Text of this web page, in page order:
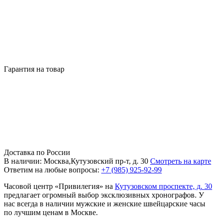
Гарантия на товар
Доставка по России
В наличии: Москва,Кутузовский пр-т, д. 30 Смотреть на карте
Ответим на любые вопросы: +7 (985) 925-92-99
Часовой центр «Привилегия» на Кутузовском проспекте, д. 30
предлагает огромный выбор эксклюзивных хронографов. У
нас всегда в наличии мужские и женские швейцарские часы
по лучшим ценам в Москве.